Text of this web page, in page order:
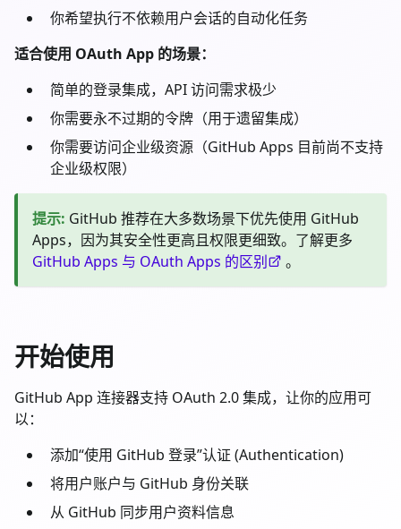
你希望执行不依赖用户会话的自动化任务
适合使用 OAuth App 的场景：
简单的登录集成，API 访问需求极少
你需要永不过期的令牌（用于遗留集成）
你需要访问企业级资源（GitHub Apps 目前尚不支持
企业级权限）
提示: GitHub 推荐在大多数场景下优先使用 GitHub
Apps，因为其安全性更高且权限更细致。了解更多
GitHub Apps 与 OAuth Apps 的区别
。
开始使用
GitHub App 连接器支持 OAuth 2.0 集成，让你的应用可
以：
添加“使用 GitHub 登录”认证 (Authentication)
将用户账户与 GitHub 身份关联
从 GitHub 同步用户资料信息